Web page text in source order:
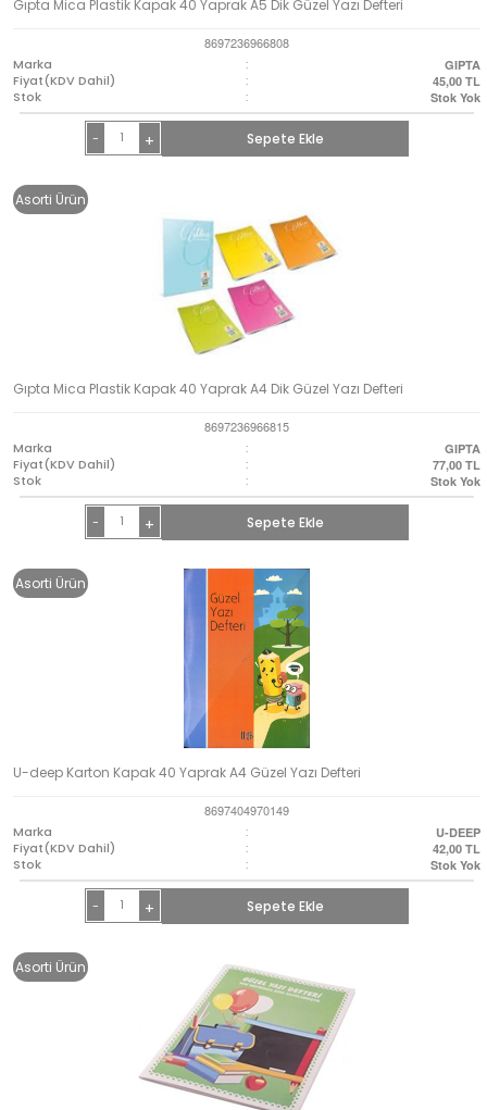
Gıpta Mica Plastik Kapak 40 Yaprak A5 Dik Güzel Yazı Defteri
8697236966808
Marka
: GIPTA
Fiyat(KDV Dahil) : 45,00 TL
Stok : Stok Yok
- + Sepete Ekle
Asorti Ürün
Gıpta Mica Plastik Kapak 40 Yaprak A4 Dik Güzel Yazı Defteri
8697236966815
Marka
: GIPTA
Fiyat(KDV Dahil) : 77,00 TL
Stok : Stok Yok
- + Sepete Ekle
Asorti Ürün
U-deep Karton Kapak 40 Yaprak A4 Güzel Yazı Defteri
8697404970149
Marka
: U-DEEP
Fiyat(KDV Dahil) : 42,00 TL
Stok : Stok Yok
- + Sepete Ekle
Asorti Ürün